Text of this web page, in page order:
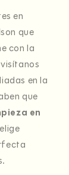
en
que
con la
en la
que
en